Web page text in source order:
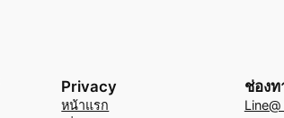
Privacy
หน้าแรก
ช่องท